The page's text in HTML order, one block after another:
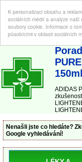
K personalizaci obsahu a
sociálních médií a analýze naší
soubory cookie. Informace o
působícími v oblasti sociálních
ABC-LEKARNA.cz |
150ml
ADIDAS
Nenašli jste co hledáte?
Google vyhledávání!